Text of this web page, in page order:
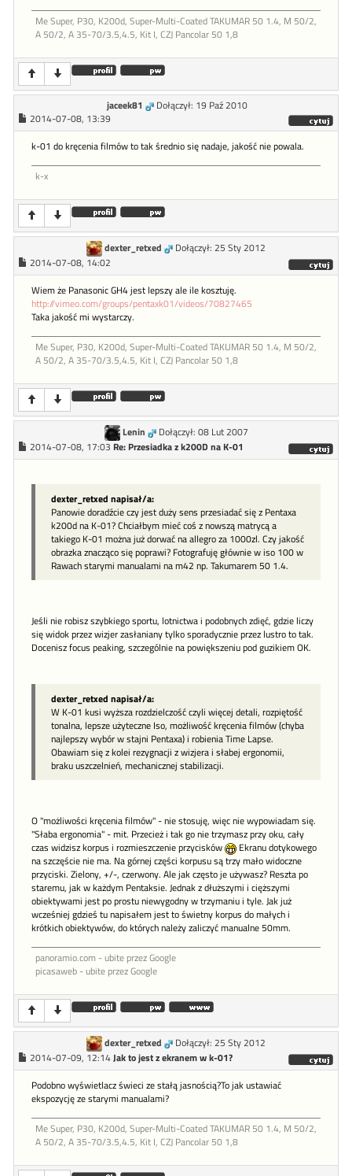
Me Super, P30, K200d, Super-Multi-Coated TAKUMAR 50 1.4, M 50/2,
A 50/2, A 35-70/3.5,4.5, Kit I, CZJ Pancolar 50 1,8
jaceek81
Dołączył: 19 Paź 2010
2014-07-08, 13:39
k-01 do kręcenia filmów to tak średnio się nadaje, jakość nie powala.
k-x
dexter_retxed
Dołączył: 25 Sty 2012
2014-07-08, 14:02
Wiem że Panasonic GH4 jest lepszy ale ile kosztuję.
http://vimeo.com/groups/pentaxk01/videos/70827465
Taka jakość mi wystarczy.
Me Super, P30, K200d, Super-Multi-Coated TAKUMAR 50 1.4, M 50/2,
A 50/2, A 35-70/3.5,4.5, Kit I, CZJ Pancolar 50 1,8
Lenin
Dołączył: 08 Lut 2007
2014-07-08, 17:03 Re: Przesiadka z k200D na K-01
dexter_retxed napisał/a:
Panowie doradźcie czy jest duży sens przesiadać się z Pentaxa
k200d na K-01? Chciałbym mieć coś z nowszą matrycą a
takiego K-01 można już dorwać na allegro za 1000zl. Czy jakość
obrazka znacząco się poprawi? Fotografuję głównie w iso 100 w
Rawach starymi manualami na m42 np. Takumarem 50 1.4.
Jeśli nie robisz szybkiego sportu, lotnictwa i podobnych zdięć, gdzie liczy
się widok przez wizjer zasłaniany tylko sporadycznie przez lustro to tak.
Docenisz focus peaking, szczególnie na powiększeniu pod guzikiem OK.
dexter_retxed napisał/a:
W K-01 kusi wyższa rozdzielczość czyli więcej detali, rozpiętość
tonalna, lepsze użyteczne Iso, możliwość kręcenia filmów (chyba
najlepszy wybór w stajni Pentaxa) i robienia Time Lapse.
Obawiam się z kolei rezygnacji z wizjera i słabej ergonomii,
braku uszczelnień, mechanicznej stabilizacji.
O "możliwości kręcenia filmów" - nie stosuję, więc nie wypowiadam się.
"Słaba ergonomia" - mit. Przecież i tak go nie trzymasz przy oku, cały
czas widzisz korpus i rozmieszczenie przycisków
Ekranu dotykowego
na szczęście nie ma. Na górnej części korpusu są trzy mało widoczne
przyciski. Zielony, +/-, czerwony. Ale jak często je używasz? Reszta po
staremu, jak w każdym Pentaksie. Jednak z dłuższymi i cięższymi
obiektywami jest po prostu niewygodny w trzymaniu i tyle. Jak już
wcześniej gdzieś tu napisałem jest to świetny korpus do małych i
krótkich obiektywów, do których należy zaliczyć manualne 50mm.
panoramio.com - ubite przez Google
picasaweb - ubite przez Google
dexter_retxed
Dołączył: 25 Sty 2012
2014-07-09, 12:14 Jak to jest z ekranem w k-01?
Podobno wyświetlacz świeci ze stałą jasnością?To jak ustawiać
ekspozycję ze starymi manualami?
Me Super, P30, K200d, Super-Multi-Coated TAKUMAR 50 1.4, M 50/2,
A 50/2, A 35-70/3.5,4.5, Kit I, CZJ Pancolar 50 1,8